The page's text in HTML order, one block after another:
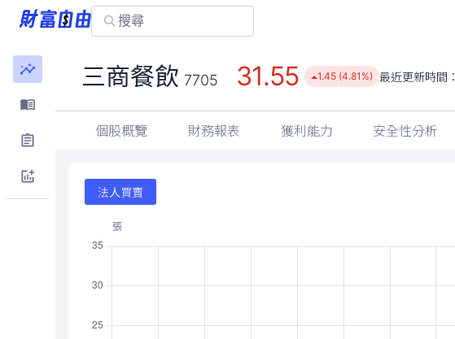
三商餐飲 7705 31.55 1.45 (4.81%) 最近更新時間：
個股概覽 財務報表 獲利能力 安全性分析
法人買賣